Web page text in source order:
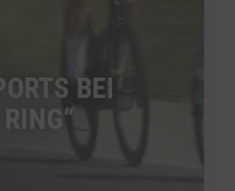
BEI